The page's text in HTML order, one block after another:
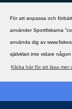
För att anpassa och
använder Sportfiskarna
använda dig av
självklart inte vidare någon
Klicka här för att läsa mer
Copyright ©2002